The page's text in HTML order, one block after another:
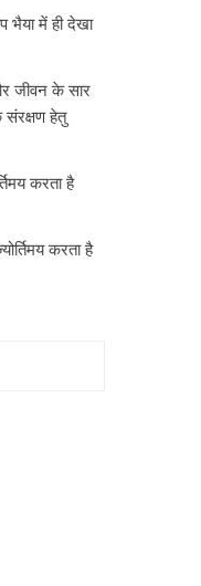
भैया में ही देखा
जीवन के सार
हेतु
करता है
करता है